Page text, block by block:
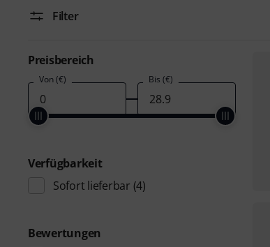
Filter
Preisbereich
Von (€) Bis (€)
Verfügbarkeit
Sofort lieferbar (4)
Bewertungen